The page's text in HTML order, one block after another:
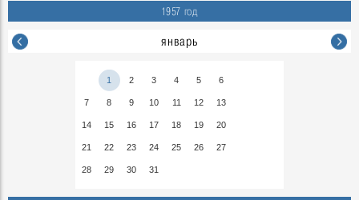
1957 год
январь
1 2 3 4 5 6
7 8 9 10 11 12 13
14 15 16 17 18 19 20
21 22 23 24 25 26 27
28 29 30 31